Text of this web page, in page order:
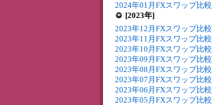
2024年01月FXスワップ比較
[2023年]
2023年12月FXスワップ比較
2023年11月FXスワップ比較
2023年10月FXスワップ比較
2023年09月FXスワップ比較
2023年08月FXスワップ比較
2023年07月FXスワップ比較
2023年06月FXスワップ比較
2023年05月FXスワップ比較